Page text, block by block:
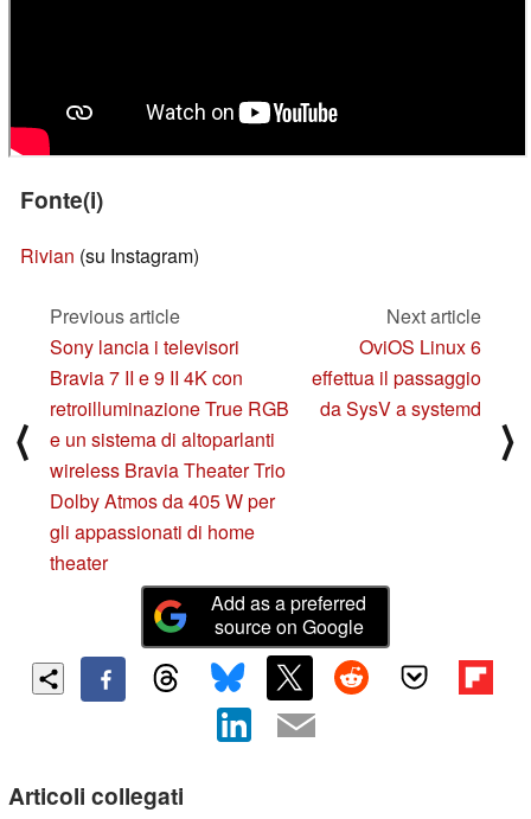
Fonte(i)
Rivian (su Instagram)
⟨
Previous article
Sony lancia i televisori
Bravia 7 II e 9 II 4K con
retroilluminazione True RGB
e un sistema di altoparlanti
wireless Bravia Theater Trio
Dolby Atmos da 405 W per
gli appassionati di home
theater
Next article
OviOS Linux 6
effettua il passaggio
da SysV a systemd
⟩
Add as a preferred
source on Google
Articoli collegati